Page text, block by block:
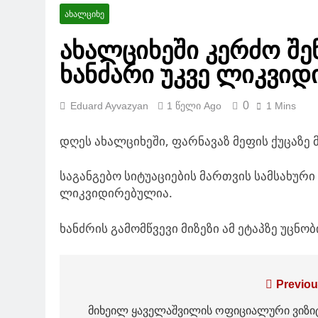
არარატ
ᲐᲮᲐᲚᲪᲘᲮᲔ
ახალციხეში კერძო
ხანძარი უკვე
Eduard Ayvazyan 1 Წელი Ago 0 1 Mins
დღეს ახალციხეში, ფარნავაზ მეფის
საგანგებო სიტუაციების მართვის
ლიკვიდირებულია.
ხანძრის გამომწვევი მიზეზი ამ ეტაპზე
მიხეილ ყაველაშვილის ოფიციალური